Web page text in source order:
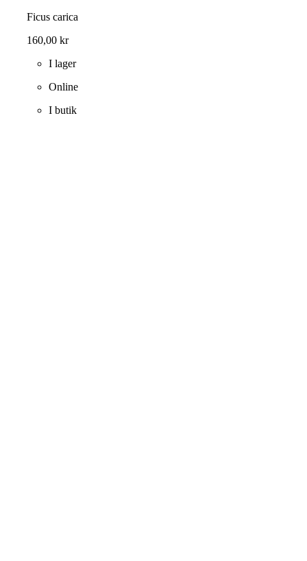
Ficus carica
160,00kr
I lager
Online
I butik